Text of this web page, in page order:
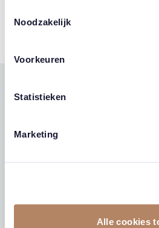
Noodzakelijk
Voorkeuren
Statistieken
Marketing
Alle cookies
Gerelateerde